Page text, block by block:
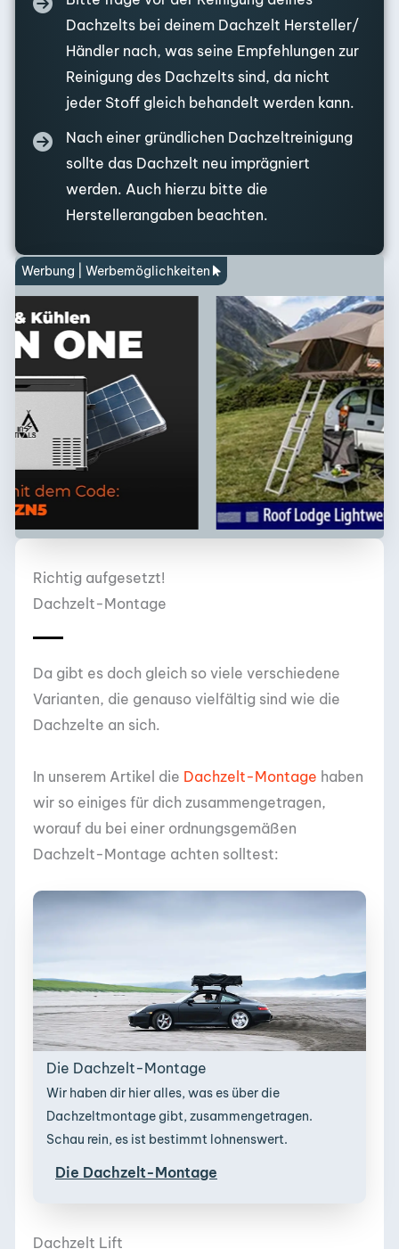
Dachzelts bei deinem Dachzelt Hersteller/
Händler nach, was seine Empfehlungen zur
Reinigung des Dachzelts sind, da nicht
jeder Stoff gleich behandelt werden kann.
Nach einer gründlichen Dachzeltreinigung
sollte das Dachzelt neu imprägniert
werden. Auch hierzu bitte die
Herstellerangaben beachten.
Werbung | Werbemöglichkeiten
Richtig aufgesetzt!
Dachzelt-Montage
Da gibt es doch gleich so viele verschiedene
Varianten, die genauso vielfältig sind wie die
Dachzelte an sich.
In unserem Artikel die Dachzelt-Montage haben
wir so einiges für dich zusammengetragen,
worauf du bei einer ordnungsgemäßen
Dachzelt-Montage achten solltest:
Die Dachzelt-Montage
Wir haben dir hier alles, was es über die
Dachzeltmontage gibt, zusammengetragen.
Schau rein, es ist bestimmt lohnenswert.
Die Dachzelt-Montage
Dachzelt Lift